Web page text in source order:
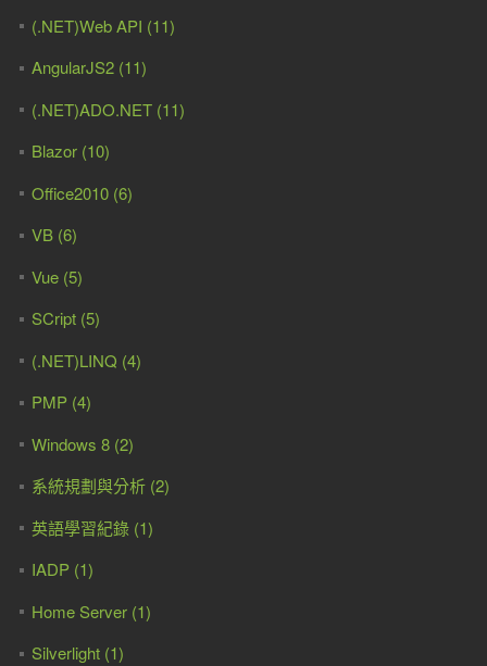
(.NET)Web API (11)
AngularJS2 (11)
(.NET)ADO.NET (11)
Blazor (10)
Office2010 (6)
VB (6)
Vue (5)
SCript (5)
(.NET)LINQ (4)
PMP (4)
Windows 8 (2)
系統規劃與分析 (2)
英語學習紀錄 (1)
IADP (1)
Home Server (1)
Silverlight (1)